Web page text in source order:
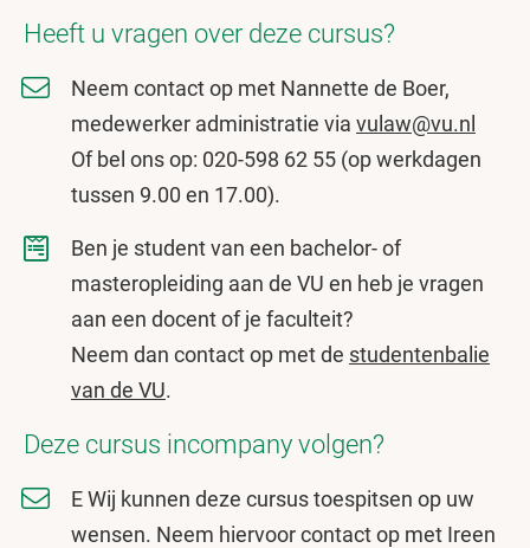
Heeft u vragen over deze cursus?
Neem contact op met Nannette de Boer,
medewerker administratie via vulaw@vu.nl
Of bel ons op: 020-598 62 55 (op werkdagen
tussen 9.00 en 17.00).
Ben je student van een bachelor- of
masteropleiding aan de VU en heb je vragen
aan een docent of je faculteit?
Neem dan contact op met de studentenbalie
van de VU.
Deze cursus incompany volgen?
E Wij kunnen deze cursus toespitsen op uw
wensen. Neem hiervoor contact op met Ireen